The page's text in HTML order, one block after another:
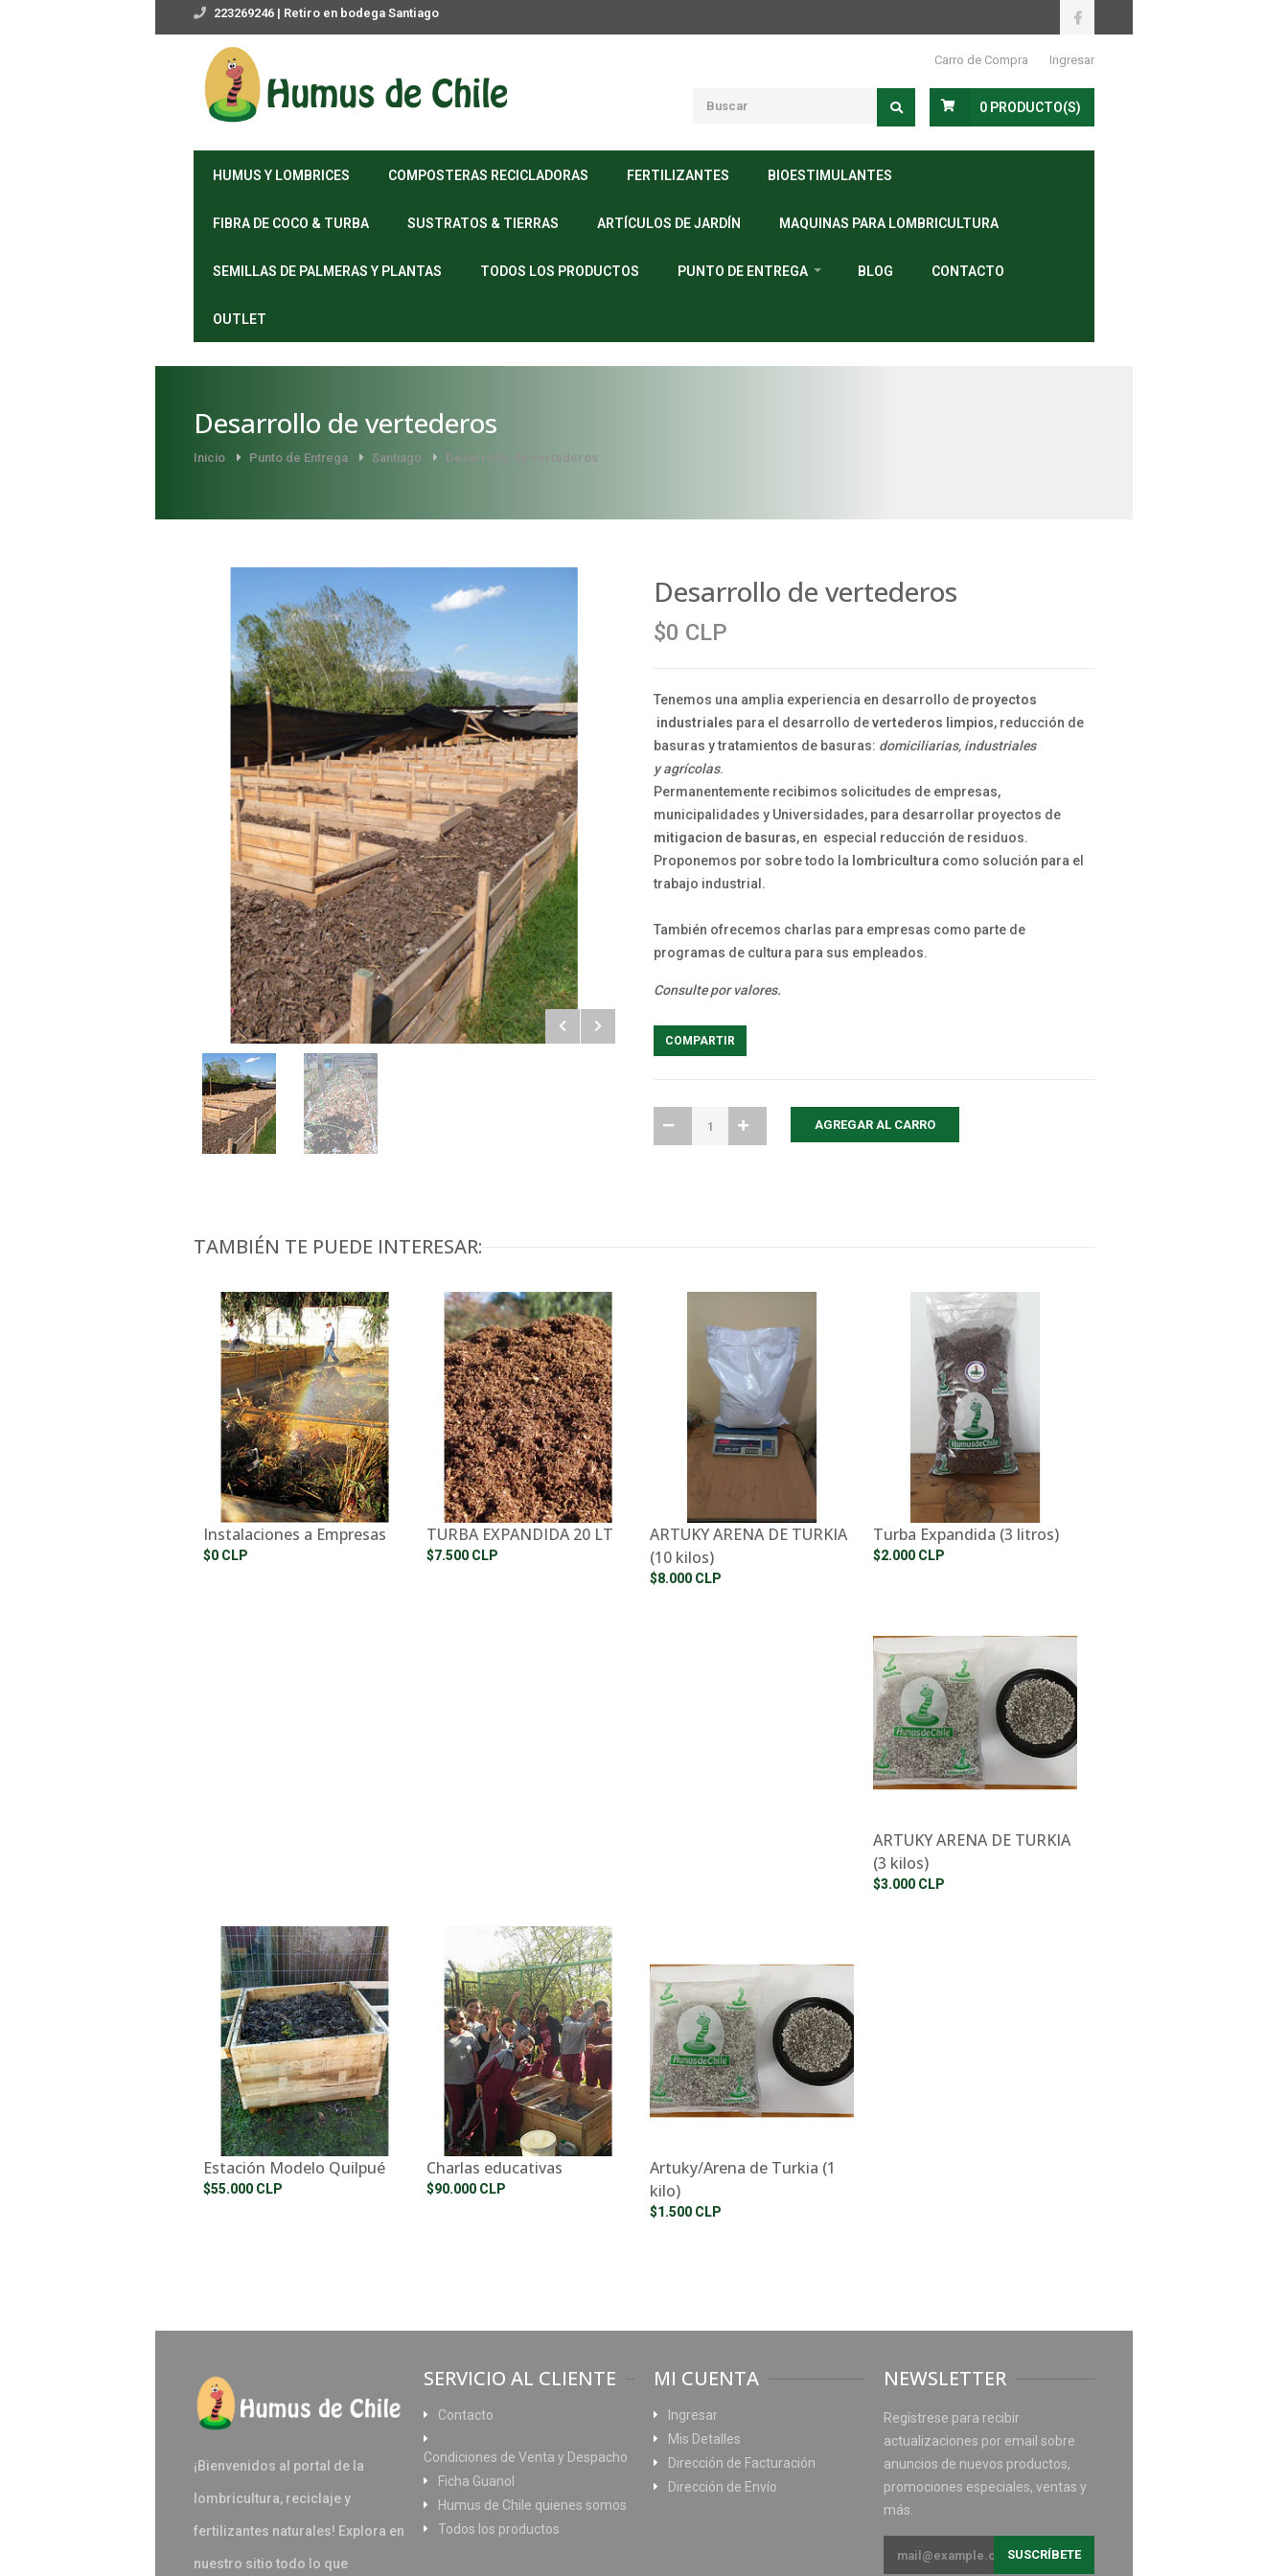
223269246 | Retiro en bodega Santiago
Carro de Compra Ingresar
0 PRODUCTO(S)
HUMUS Y LOMBRICES COMPOSTERAS RECICLADORAS FERTILIZANTES BIOESTIMULANTES
FIBRA DE COCO & TURBA SUSTRATOS & TIERRAS ARTÍCULOS DE JARDÍN MAQUINAS PARA LOMBRICULTURA
SEMILLAS DE PALMERAS Y PLANTAS TODOS LOS PRODUCTOS PUNTO DE ENTREGA BLOG CONTACTO
OUTLET
Desarrollo de vertederos
Inicio Punto de Entrega Santiago Desarrollo de vertederos
Desarrollo de vertederos
$0 CLP
Tenemos una amplia experiencia en desarrollo de proyectos
industriales para el desarrollo devertederos limpios, reducción de
basuras y tratamientos de basuras: domiciliarias, industriales
y agrícolas.
Permanentemente recibimos solicitudes de empresas,
municipalidades y Universidades, para desarrollar proyectos de
mitigacion de basuras, en especial reducción de residuos.
Proponemos por sobre todo la lombricultura como solución para el
trabajo industrial.
También ofrecemos charlas para empresas como parte de
programas de cultura para sus empleados.
Consulte por valores.
COMPARTIR
TAMBIÉN TE PUEDE INTERESAR:
Instalaciones a Empresas
$0 CLP
TURBA EXPANDIDA 20 LT
$7.500 CLP
ARTUKY ARENA DE TURKIA
(10 kilos)
$8.000 CLP
Turba Expandida (3 litros)
$2.000 CLP
ARTUKY ARENA DE TURKIA
(3 kilos)
$3.000 CLP
Estación Modelo Quilpué
$55.000 CLP
Charlas educativas
$90.000 CLP
Artuky/Arena de Turkia (1
kilo)
$1.500 CLP
¡Bienvenidos al portal de la
lombricultura, reciclaje y
fertilizantes naturales! Explora en
nuestro sitio todo lo que
SERVICIO AL CLIENTE
Contacto
Condiciones de Venta y Despacho
Ficha Guanol
Humus de Chile quienes somos
Todos los productos
MI CUENTA
Ingresar
Mis Detalles
Dirección de Facturación
Dirección de Envío
NEWSLETTER
Regístrese para recibir
actualizaciones por email sobre
anuncios de nuevos productos,
promociones especiales, ventas y
más.